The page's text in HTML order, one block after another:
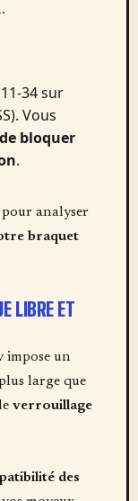
34 sur
Vous
bloquer
.
analyser
braquet
LIBRE ET
impose un
large que
verrouillage
des